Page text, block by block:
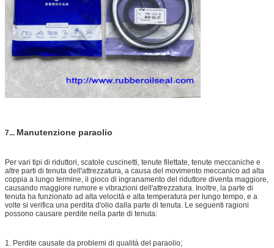
7... Manutenzione paraolio
Per vari tipi di riduttori, scatole cuscinetti, tenute filettate, tenute meccaniche e
altre parti di tenuta dell'attrezzatura, a causa del movimento meccanico ad alta
coppia a lungo termine, il gioco di ingranamento del riduttore diventa maggiore,
causando maggiore rumore e vibrazioni dell'attrezzatura. Inoltre, la parte di
tenuta ha funzionato ad alta velocità e alta temperatura per lungo tempo, e a
volte si verifica una perdita d'olio dalla parte di tenuta. Le seguenti ragioni
possono causare perdite nella parte di tenuta:
1. Perdite causate da problemi di qualità del paraolio;